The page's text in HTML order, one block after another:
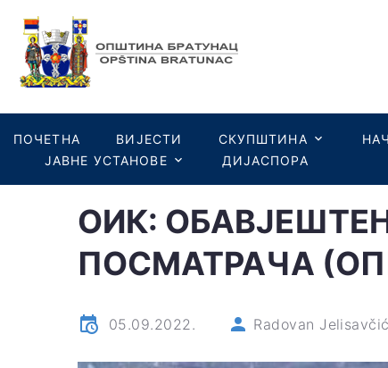
ПОЧЕТНА ВИЈЕСТИ СКУПШТИНА
ЈАВНЕ УСТАНОВЕ
ДИЈАСПОРА
ОИК:
ПОСМАТРАЧА
05.09.2022. Radovan Jelisavčić